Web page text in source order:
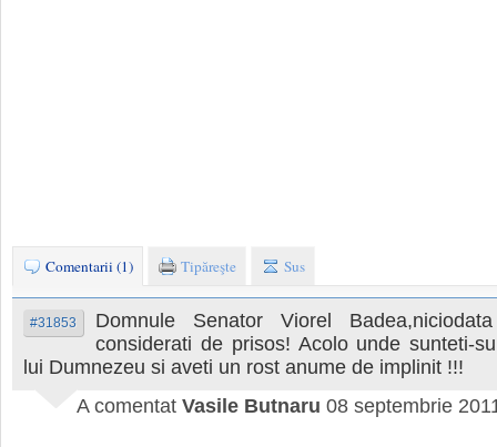
Comentarii (1) Tipăreşte Sus
#31853
Domnule Senator Viorel
considerati de prisos! Acolo unde sunteti-
lui Dumnezeu si aveti un rost anume de implinit !!!
A comentat Vasile Butnaru 08 septembrie